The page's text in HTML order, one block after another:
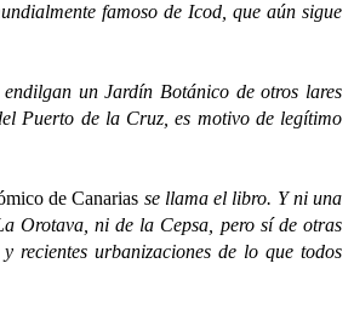
famoso de Icod, que aún sigue
un Jardín Botánico de otros lares
Puerto de la Cruz, es motivo de legítimo
de Canarias se llama el libro. Y ni una
Orotava, ni de la Cepsa, pero sí de otras
recientes urbanizaciones de lo que todos